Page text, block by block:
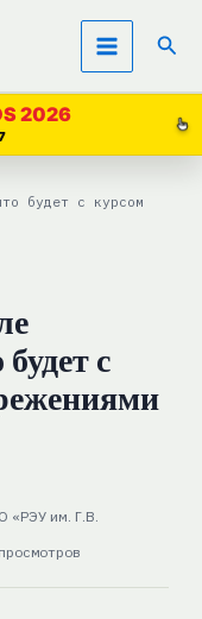
2026
будет с курсом
с
«РЭУ им. Г.В.